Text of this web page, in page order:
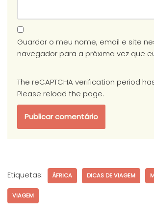
Guardar o meu nome, email e site
navegador para a próxima vez que
The reCAPTCHA verification period
Please reload the page.
Etiquetas: ÁFRICA DICAS DE VIAGEM
VIAGEM